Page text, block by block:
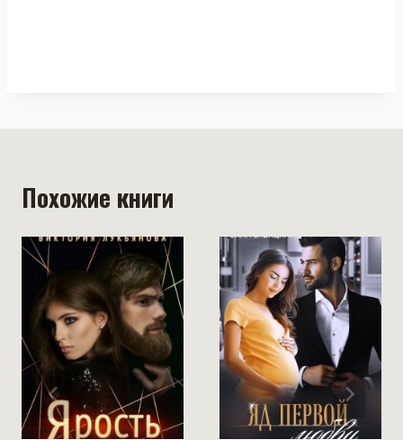
Похожие книги